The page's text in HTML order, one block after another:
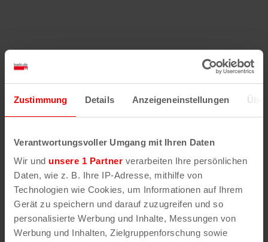
Zustimmung Details Anzeigeneinstellungen
Verantwortungsvoller Umgang mit Ihren Daten
Wir und unsere 1 Partner verarbeiten Ihre persönlichen
Daten, wie z. B. Ihre IP-Adresse, mithilfe von
Technologien wie Cookies, um Informationen auf Ihrem
Gerät zu speichern und darauf zuzugreifen und so
personalisierte Werbung und Inhalte, Messungen von
Werbung und Inhalten, Zielgruppenforschung sowie